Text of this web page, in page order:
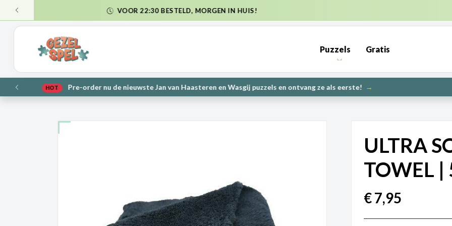
VORIGE VERZENDKOSTEN NL €6,95 (GRATIS VANAF €50) | BE €7,95 (GRATIS
Puzzels Gratis
VORIGE NIEUW PRE-ORDER: Kunnen wij het maken? | Leverbaar in 1000 en
ULTRA
TOWEL |
€7,95